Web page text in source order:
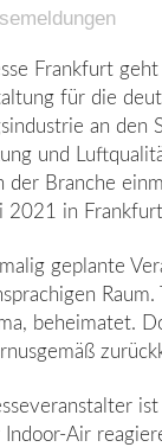
Frankfurt
für die
an den
und
der Branche
2021 in
geplante
beheimatet.
Air